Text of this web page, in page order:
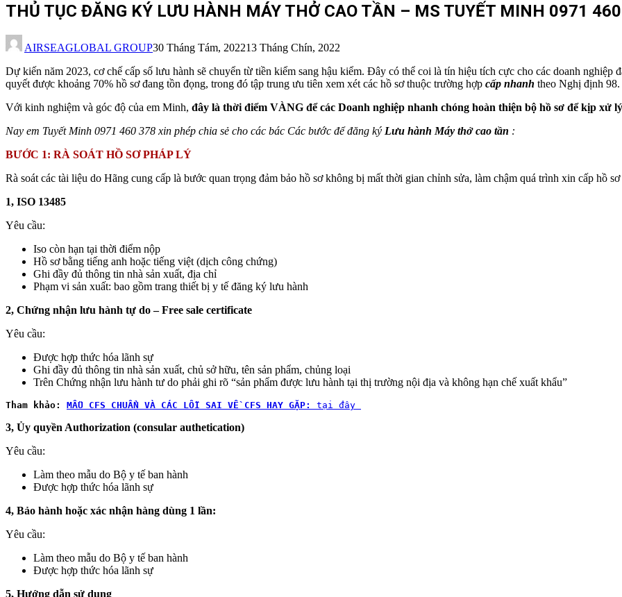
THỦ TỤC ĐĂNG KÝ LƯU HÀNH MÁY THỞ CAO TẦN – MS TUYẾT MINH 0971
AIRSEAGLOBAL GROUP30 Tháng Tám, 202213 Tháng Chín, 2022
Dự kiến năm 2023, cơ chế cấp số lưu hành sẽ chuyển từ tiền kiểm sang hậu kiểm. Đây có thể coi là tín hiệu tích cực cho các doanh nghiệp
quyết được khoảng 70% hồ sơ đang tồn đọng, trong đó tập trung ưu tiên xem xét các hồ sơ thuộc trường hợp cấp nhanh theo Nghị định 98.
Với kinh nghiệm và góc độ của em Minh, đây là thời điểm VÀNG để các Doanh nghiệp nhanh chóng hoàn thiện bộ hồ sơ để kịp xử
Nay em Tuyết Minh 0971 460 378 xin phép chia sẻ cho các bác Các bước để đăng ký Lưu hành Máy thở cao tần :
BƯỚC 1: RÀ SOÁT HỒ SƠ PHÁP LÝ
Rà soát các tài liệu do Hãng cung cấp là bước quan trọng đảm bảo hồ sơ không bị mất thời gian chỉnh sửa, làm chậm quá trình xin cấp hồ
1, ISO 13485
Yêu cầu:
Iso còn hạn tại thời điểm nộp
Hồ sơ bằng tiếng anh hoặc tiếng việt (dịch công chứng)
Ghi đầy đủ thông tin nhà sản xuất, địa chỉ
Phạm vi sản xuất: bao gồm trang thiết bị y tế đăng ký lưu hành
2, Chứng nhận lưu hành tự do – Free sale certificate
Yêu cầu:
Được hợp thức hóa lãnh sự
Ghi đầy đủ thông tin nhà sản xuất, chủ sở hữu, tên sản phẩm, chủng loại
Trên Chứng nhận lưu hành tư do phải ghi rõ “sản phẩm được lưu hành tại thị trường nội địa và không hạn chế xuất khẩu”
Tham khảo: MẪU CFS CHUẨN VÀ CÁC LỖI SAI VỀ CFS HAY GẶP: tại đây
3, Ủy quyền Authorization (consular authetication)
Yêu cầu:
Làm theo mẫu do Bộ y tế ban hành
Được hợp thức hóa lãnh sự
4, Bảo hành hoặc xác nhận hàng dùng 1 lần:
Yêu cầu:
Làm theo mẫu do Bộ y tế ban hành
Được hợp thức hóa lãnh sự
5, Hướng dẫn sử dụng